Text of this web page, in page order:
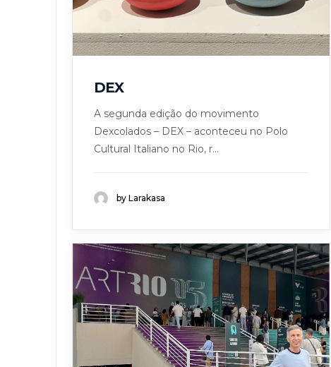
DEX
A segunda edição do movimento
Dexcolados – DEX – aconteceu no Polo
Cultural Italiano no Rio, r...
by Larakasa